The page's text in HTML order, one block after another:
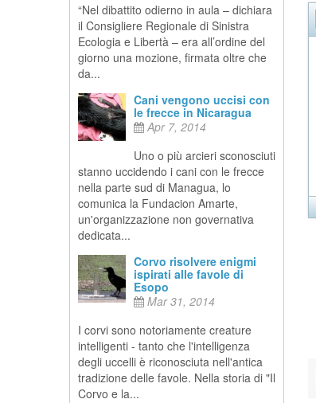
“Nel dibattito odierno in aula – dichiara
il Consigliere Regionale di Sinistra
Ecologia e Libertà – era all’ordine del
giorno una mozione, firmata oltre che
da...
Cani vengono uccisi con
le frecce in Nicaragua
Apr 7, 2014
Uno o più arcieri sconosciuti
stanno uccidendo i cani con le frecce
nella parte sud di Managua, lo
comunica la Fundacion Amarte,
un'organizzazione non governativa
dedicata...
Corvo risolvere enigmi
ispirati alle favole di
Esopo
Mar 31, 2014
I corvi sono notoriamente creature
intelligenti - tanto che l'intelligenza
degli uccelli è riconosciuta nell'antica
tradizione delle favole. Nella storia di "Il
Corvo e la...